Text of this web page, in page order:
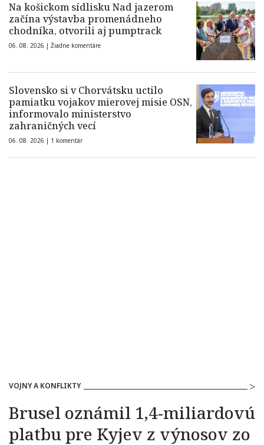
Na košickom sídlisku Nad jazerom
začína výstavba promenádneho
chodníka, otvorili aj pumptrack
06. 08. 2026 | Žiadne komentáre
Slovensko si v Chorvátsku uctilo
pamiatku vojakov mierovej misie OSN,
informovalo ministerstvo
zahraničných vecí
06. 08. 2026 | 1 komentár
VOJNY A KONFLIKTY
Brusel oznámil 1,4-miliardovú
platbu pre Kyjev z výnosov zo